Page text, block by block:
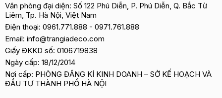
Văn phòng đại diện: Số 122 Phú Diễn, P. Phú Diễn, Q. Bắc Từ
Liêm, Tp. Hà Nội, Việt Nam
Điện thoại: 0961.771.888 - 0971.761.888
Email: info@trangiadeco.com
Giấy ĐKKD số: 0106719838
Ngày cấp: 18/12/2014
Nơi cấp: PHÒNG ĐĂNG KÍ KINH DOANH – SỞ KẾ HOẠCH VÀ
ĐẦU TƯ THÀNH PHỐ HÀ NỘI